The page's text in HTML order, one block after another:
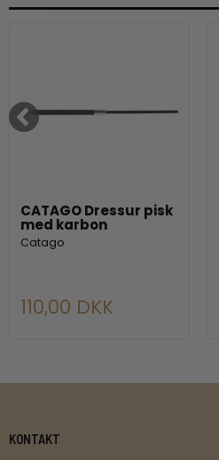
CATAGO Dressur pisk
med karbon
Catago
110,00 DKK
KONTAKT